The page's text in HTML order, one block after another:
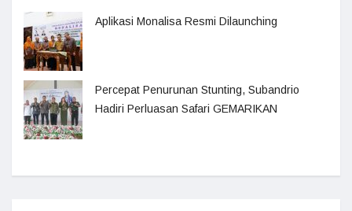
Aplikasi Monalisa Resmi Dilaunching
Percepat Penurunan Stunting, Subandrio
Hadiri Perluasan Safari GEMARIKAN